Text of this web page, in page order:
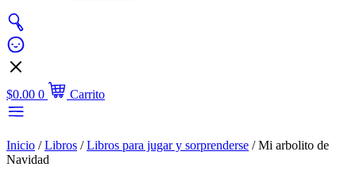
$0.00 0 Carrito
Inicio /Libros /Libros para jugar y sorprenderse / Mi arbolito de
Navidad